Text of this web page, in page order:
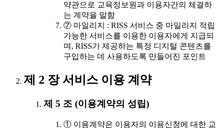
약관으로 교육정보원과 이용자간의 체결하
는 계약을 말함
⑦ 마일리지 : RISS 서비스 중 마일리지 적립
가능한 서비스를 이용한 이용자에게 지급되
며, RISS가 제공하는 특정 디지털 콘텐츠를
구입하는 데 사용하도록 만들어진 포인트
제 2 장 서비스 이용 계약
제 5 조 (이용계약의 성립)
① 이용계약은 이용자의 이용신청에 대한 교